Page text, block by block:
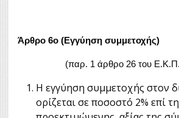
Άρθρο 6ο (Εγγύηση συμμετοχής)
(παρ. 1 άρθρο 26 του
Η εγγύηση συμμετοχής στον
ορίζεται σε ποσοστό 2% επί